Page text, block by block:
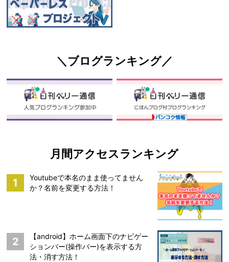
＼ブログランキング／
月間アクセスランキング
1
Youtubeで本名のまま使ってません
か？名前を変更する方法！
2
【android】ホーム画面下のナビゲー
ションバー(操作バー)を表示する方
法・消す方法！